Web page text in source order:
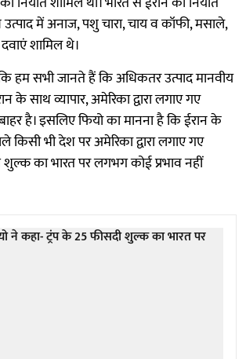
में अनाज, पशु चारा, चाय व कॉफी, मसाले,
शामिल थे।
हम सभी जानते हैं कि अधिकतर उत्पाद मानवीय
के साथ व्यापार, अमेरिका द्वारा लगाए गए
है। इसलिए फियो का मानना ​​है कि ईरान के
किसी भी देश पर अमेरिका द्वारा लगाए गए
शुल्क का भारत पर लगभग कोई प्रभाव नहीं